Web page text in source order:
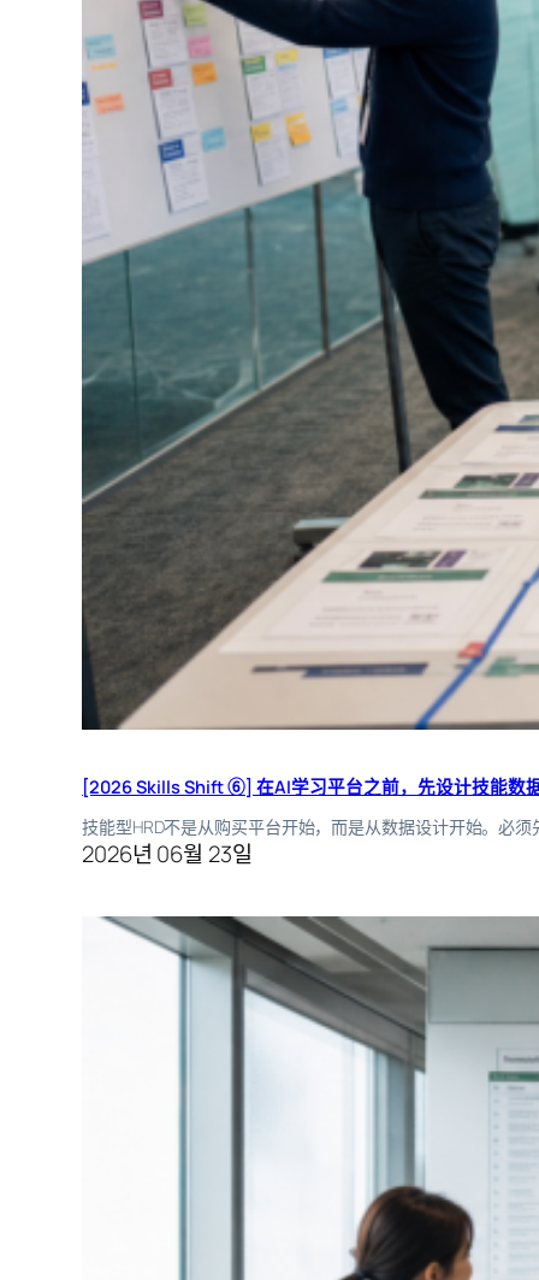
[2026 Skills Shift ⑥] 在AI学习平台之前，先设计技能数
技能型HRD不是从购买平台开始，而是从数据设计开始。必
2026년 06월 23일